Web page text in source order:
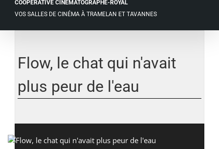
COOPERATIVE CINEMATOGRAPHE-ROYAL
VOS SALLES DE CINÉMA À TRAMELAN ET TAVANNES
agrandie
Flow, le chat qui n'avait
plus peur de l'eau